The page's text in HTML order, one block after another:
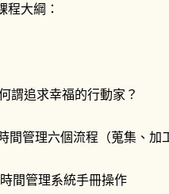
程大綱：
謂追求幸福的行動家？
間管理六個流程（蒐集、
間管理系統手冊操作